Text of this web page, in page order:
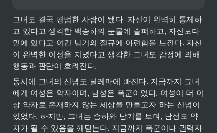
그녀도 결국 평범한 사람이 됐다. 자신이 완벽히 통제하
고 있다고 생각한 백승하의 눈물에 슬퍼하고, 자신보다
밑에 있다고 여긴 남기의 절규에 아련함을 느낀다. 자신
이 완벽한 이성을 지녔다고 생각한 그녀도 감정에 의해
행동과 판단이 흐려진다.
동시에 그녀의 신념도 딜레마에 빠진다. 지금까지 그녀
에게 여성은 약자이며, 남성은 폭군이었다. 여성이 더 이
상 약자로 존재하지 않는 세상을 만들고자 하는 신념이
있었다. 하지만, 그녀는 승하와 남기를 보며, 남성도 약
자가 될 수 있음을 깨닫는다. 지금까지 폭군이나 권력자